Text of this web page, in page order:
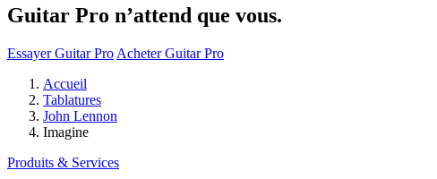
Guitar Pro n’attend que vous.
Essayer Guitar Pro Acheter Guitar Pro
Accueil
Tablatures
John Lennon
Imagine
Produits & Services